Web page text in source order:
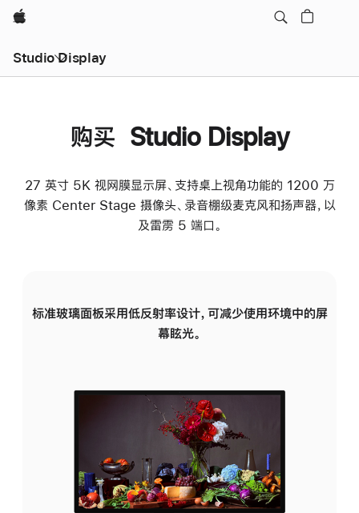
Apple
Studio Display
购买 Studio Display
27 英寸 5K 视网膜显示屏、支持桌上视角功能的 1200 万
像素 Center Stage 摄像头、录音棚级麦克风和扬声器，以
及雷雳 5 端口。
标准玻璃面板采用低反射率设计，可减少使用环境中的屏
幕眩光。